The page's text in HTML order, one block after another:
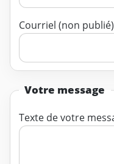
Courriel (non publié)
Votre message